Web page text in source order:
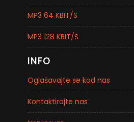
MP3 64 KBIT/S
MP3 128 KBIT/S
INFO
Oglašavajte se kod nas
Kontaktirajte nas